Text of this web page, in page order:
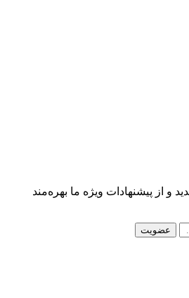
و از پیشنهادات ویژه ما بهره‌مند
عضویت